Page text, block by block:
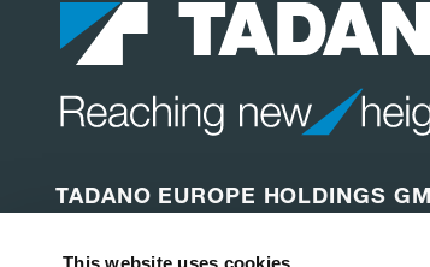
This website uses cookies
TADANO EUROPE HOLDINGS